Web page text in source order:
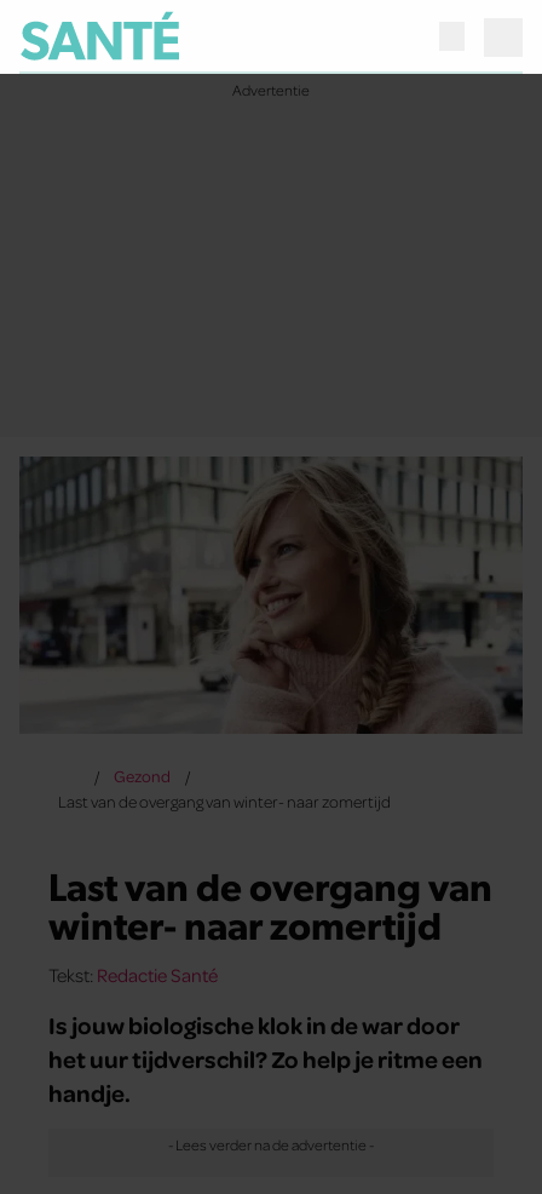
Gezond
Last van de overgang van winter- naar zomertijd
Last van de overgang van
winter- naar zomertijd
Tekst: Redactie Santé
Is jouw biologische klok in de war door
het uur tijdverschil? Zo help je ritme een
handje.